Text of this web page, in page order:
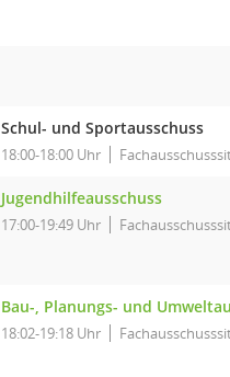
Schul- und Sportausschuss
18:00-18:00 Uhr
Jugendhilfeausschuss
17:00-19:49 Uhr
Bau-, Planungs- und
18:02-19:18 Uhr